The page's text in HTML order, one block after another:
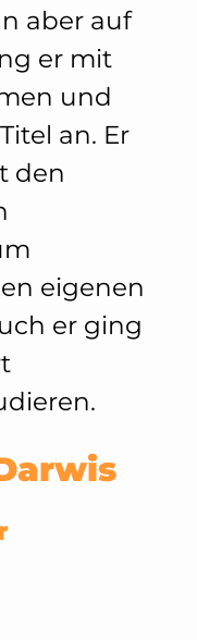
aber auf
er mit
und
an. Er
den
eigenen
er ging